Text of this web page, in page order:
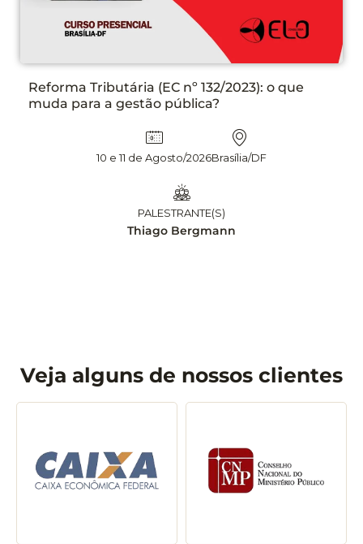
PLANEJAMENTO DAS CONTRATAÇÕES NA LEI
N° 14.133/21 ETP, TR E DFD NA PRÁTICA, COM
13 e 14 Agosto/2026
Veja alguns de nossos clientes